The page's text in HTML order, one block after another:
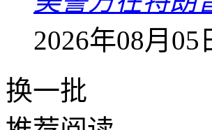
2026年08月05
换一批